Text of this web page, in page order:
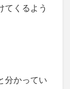
てくるよう
分かってい